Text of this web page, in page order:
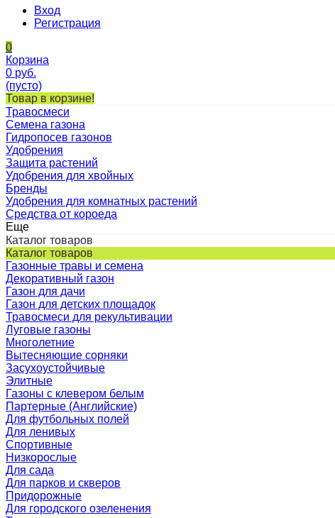
Вход
Регистрация
0
Корзина
0 руб.
(пусто)
Товар в корзине!
Травосмеси
Семена газона
Гидропосев газонов
Удобрения
Защита растений
Удобрения для хвойных
Бренды
Удобрения для комнатных растений
Средства от короеда
Еще
Каталог товаров
Каталог товаров
Газонные травы и семена
Декоративный газон
Газон для дачи
Газон для детских площадок
Травосмеси для рекультивации
Луговые газоны
Многолетние
Вытесняющие сорняки
Засухоустойчивые
Элитные
Газоны с клевером белым
Партерные (Английские)
Для футбольных полей
Для ленивых
Спортивные
Низкорослые
Для сада
Для парков и скверов
Придорожные
Для городского озеленения